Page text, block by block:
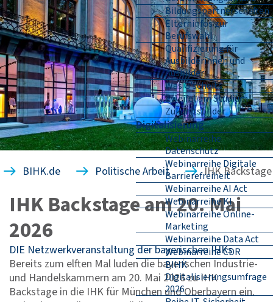
Bildungspartnerschaften
Elterninfos zur
Berufswahl
Qualifizierung für
Ausbilderinnen und
Ausbilder
Was G'scheits
Zweifel am Studium
Zukunftsbilder
Digitalisierung
Webinarreihe
Datenschutz
Webinarreihe Digitale
Barrierefreiheit
Webinarreihe AI Act
Webinarreihe KI
Webinarreihe Online-
Marketing
Webinarreihe Data Act
Webinarreihe CDR
BIHK
Digitalisierungsumfrage
2026
BIHK.de Politische Arbeit IHK Backstage
IHK Backstage am 20. Mai
2026
DIE Netzwerkveranstaltung der bayerischen IHKs
Bereits zum elften Mal luden die bayerischen Industrie-
und Handelskammern am 20. Mai 2026 zu IHK
Backstage in die IHK für München und Oberbayern ein.